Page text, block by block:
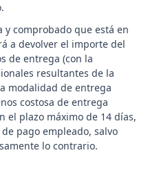
y comprobado que está en
a devolver el importe del
de entrega (con la
resultantes de la
modalidad de entrega
costosa de entrega
el plazo máximo de 14 días,
pago empleado, salvo
lo contrario.